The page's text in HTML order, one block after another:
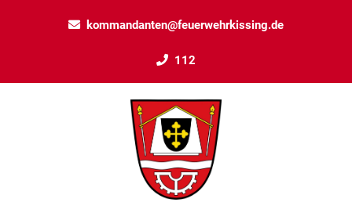
kommandanten@feuerwehrkissing.de
112